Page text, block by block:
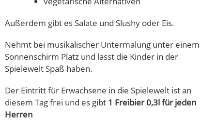
Außerdem gibt es Salate und Slushy oder Eis.
Nehmt bei musikalischer Untermalung unter einem
Sonnenschirm Platz und lasst die Kinder in der
Spielewelt Spaß haben.
Der Eintritt für Erwachsene in die Spielewelt ist an
diesem Tag frei und es gibt 1 Freibier 0,3l für jeden
Herren